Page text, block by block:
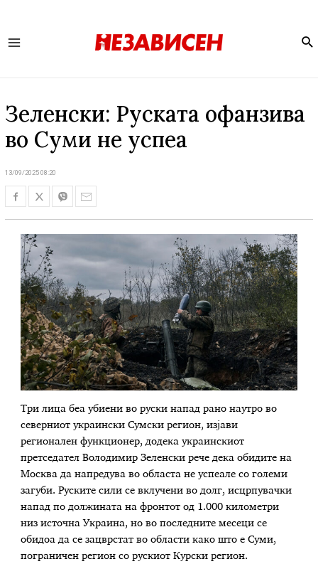
Зеленски: Руската офанзива
во Суми не успеа
13/09/2025 08:20
Три лица беа убиени во руски напад рано наутро во
северниот украински Сумски регион, изјави
регионален функционер, додека украинскиот
претседател Володимир Зеленски рече дека обидите на
Москва да напредува во областа не успеале со големи
загуби. Руските сили се вклучени во долг, исцрпувачки
напад по должината на фронтот од 1.000 километри
низ источна Украина, но во последните месеци се
обидоа да се зацврстат во области како што е Суми,
пограничен регион со рускиот Курски регион.